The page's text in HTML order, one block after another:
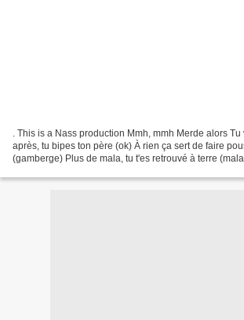
. This is a Nass production Mmh, mmh Merde alors
après, tu bipes ton père (ok) À rien ça sert de faire
(gamberge) Plus de mala, tu t'es retrouvé à terre